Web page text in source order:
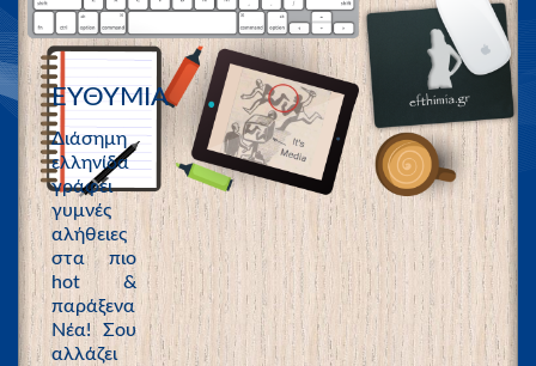
ΕΥΘΥΜΙΑ
Διάσημη
ελληνίδα
γράφει
γυμνές
αλήθειες
στα πιο
hot &
παράξενα
Νέα! Σου
αλλάζει